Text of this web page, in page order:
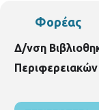
Φορέας
Δ/νση